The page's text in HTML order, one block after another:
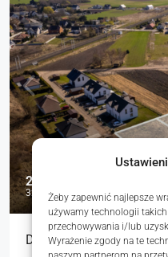
Żeby zapewnić najlepsze
używamy technologii
przechowywania i/lub
Wyrażenie zgody na te
215 000 zł
323 zł
Działka budowlana